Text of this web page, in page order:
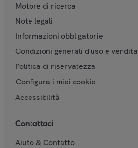
Motore di ricerca
Note legali
Informazioni obbligatorie
Condizioni generali d'uso e vendita
Politica di riservatezza
Configura i miei cookie
Accessibilità
Contattaci
Aiuto & Contatto